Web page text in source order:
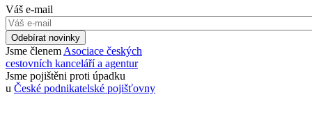
Váš e-mail
Odebírat novinky
Jsme členem Asociace českých
cestovních kanceláří a agentur
Jsme pojištěni proti úpadku
u České podnikatelské pojišťovny